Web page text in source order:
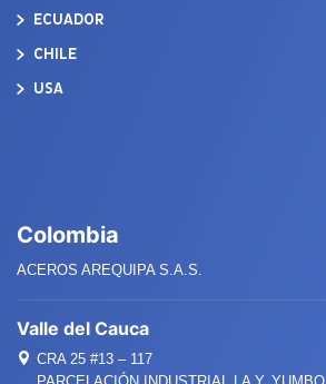
ECUADOR
CHILE
USA
Colombia
ACEROS AREQUIPA S.A.S.
Valle del Cauca
CRA 25 #13 – 117